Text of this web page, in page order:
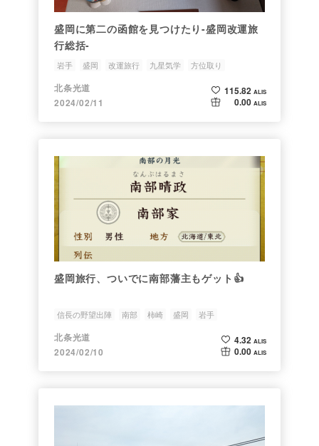
盛岡に第二の函館を見つけたり-盛岡改運旅
行総括-
岩手 盛岡 改運旅行 九星気学 方位取り
北条光道
2024/02/11
115.82 ALIS
0.00 ALIS
盛岡旅行、ついでに南部藩主もゲット👍
信長の野望出陣 南部 柿崎 盛岡 岩手
北条光道
2024/02/10
4.32 ALIS
0.00 ALIS